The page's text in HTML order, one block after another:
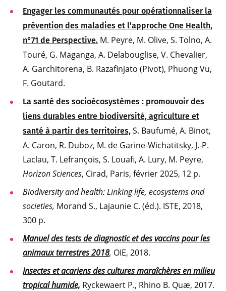
Engager les communautés pour opérationnaliser la
prévention des maladies et l’approche One Health,
n°71 de Perspective. M. Peyre, M. Olive, S. Tolno, A.
Touré, G. Maganga, A. Delabouglise, V. Chevalier,
A. Garchitorena, B. Razafinjato (Pivot), Phuong Vu,
F. Goutard.
La santé des socioécosystèmes : promouvoir des
liens durables entre biodiversité, agriculture et
santé à partir des territoires, S. Baufumé, A. Binot,
A. Caron, R. Duboz, M. de Garine-Wichatitsky, J.-P.
Laclau, T. Lefrançois, S. Louafi, A. Lury, M. Peyre,
Horizon Sciences, Cirad, Paris, février 2025, 12 p.
Biodiversity and health: Linking life, ecosystems and
societies, Morand S., Lajaunie C. (éd.). ISTE, 2018,
300 p.
Manuel des tests de diagnostic et des vaccins pour les
animaux terrestres 2018, OIE, 2018.
Insectes et acariens des cultures maraîchères en milieu
tropical humide, Ryckewaert P., Rhino B. Quæ, 2017.